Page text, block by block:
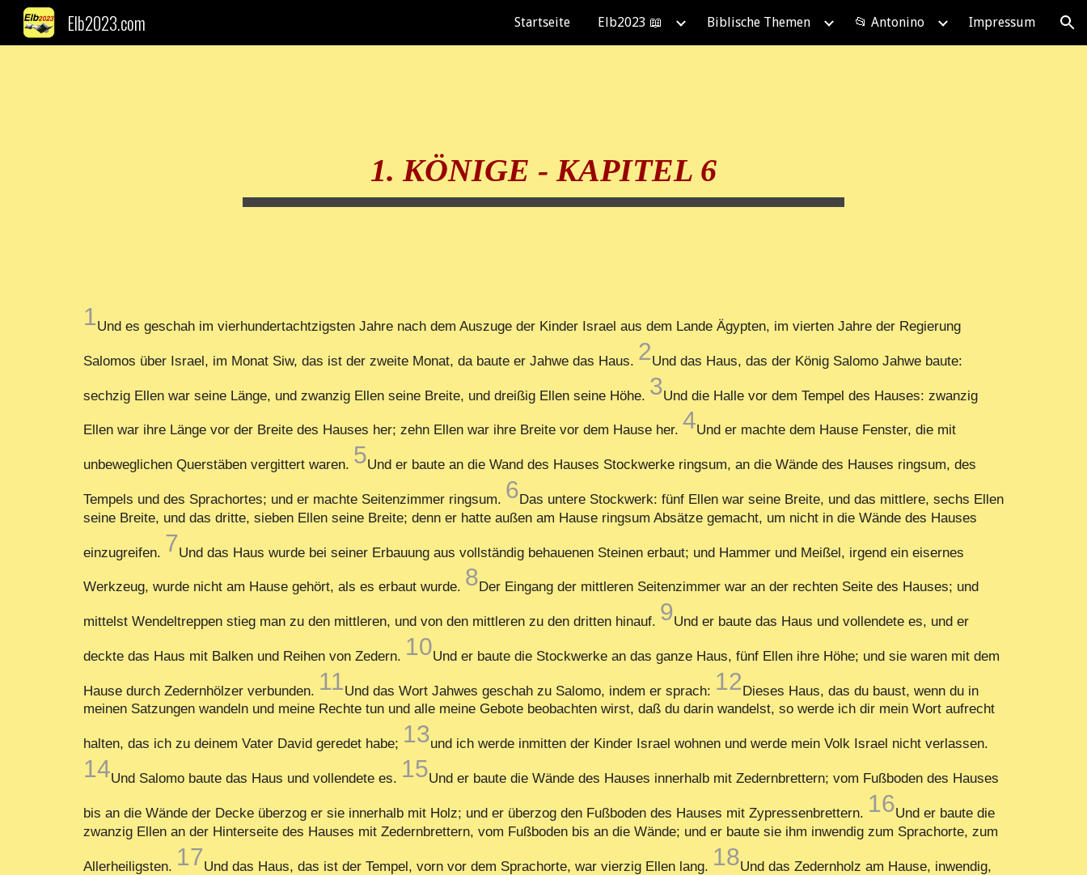
Skip to navigation
Elb2023.com Startseite Elb2023 📖 Biblische Themen 📂 Antonino Impressum
1. KÖNIGE - KAPITEL 6
1Und es geschah im vierhundertachtzigsten Jahre nach dem Auszuge der Kinder Israel aus dem Lande Ägypten, im vierten Jahre der Regierung
Salomos über Israel, im Monat Siw, das ist der zweite Monat, da baute er Jahwe das Haus. 2Und das Haus, das der König Salomo Jahwe baute:
sechzig Ellen war seine Länge, und zwanzig Ellen seine Breite, und dreißig Ellen seine Höhe. 3Und die Halle vor dem Tempel des Hauses: zwanzig
Ellen war ihre Länge vor der Breite des Hauses her; zehn Ellen war ihre Breite vor dem Hause her. 4Und er machte dem Hause Fenster, die mit
unbeweglichen Querstäben vergittert waren. 5Und er baute an die Wand des Hauses Stockwerke ringsum, an die Wände des Hauses ringsum, des
Tempels und des Sprachortes; und er machte Seitenzimmer ringsum. 6Das untere Stockwerk: fünf Ellen war seine Breite, und das mittlere, sechs Ellen
seine Breite, und das dritte, sieben Ellen seine Breite; denn er hatte außen am Hause ringsum Absätze gemacht, um nicht in die Wände des Hauses
einzugreifen. 7Und das Haus wurde bei seiner Erbauung aus vollständig behauenen Steinen erbaut; und Hammer und Meißel, irgend ein eisernes
Werkzeug, wurde nicht am Hause gehört, als es erbaut wurde. 8Der Eingang der mittleren Seitenzimmer war an der rechten Seite des Hauses; und
mittelst Wendeltreppen stieg man zu den mittleren, und von den mittleren zu den dritten hinauf. 9Und er baute das Haus und vollendete es, und er
deckte das Haus mit Balken und Reihen von Zedern. 10Und er baute die Stockwerke an das ganze Haus, fünf Ellen ihre Höhe; und sie waren mit dem
Hause durch Zedernhölzer verbunden. 11Und das Wort Jahwes geschah zu Salomo, indem er sprach: 12Dieses Haus, das du baust, wenn du in
meinen Satzungen wandeln und meine Rechte tun und alle meine Gebote beobachten wirst, daß du darin wandelst, so werde ich dir mein Wort aufrecht
halten, das ich zu deinem Vater David geredet habe; 13und ich werde inmitten der Kinder Israel wohnen und werde mein Volk Israel nicht verlassen.
14Und Salomo baute das Haus und vollendete es. 15Und er baute die Wände des Hauses innerhalb mit Zedernbrettern; vom Fußboden des Hauses
bis an die Wände der Decke überzog er sie innerhalb mit Holz; und er überzog den Fußboden des Hauses mit Zypressenbrettern. 16Und er baute die
zwanzig Ellen an der Hinterseite des Hauses mit Zedernbrettern, vom Fußboden bis an die Wände; und er baute sie ihm inwendig zum Sprachorte, zum
Allerheiligsten. 17Und das Haus, das ist der Tempel, vorn vor dem Sprachorte, war vierzig Ellen lang. 18Und das Zedernholz am Hause, inwendig,